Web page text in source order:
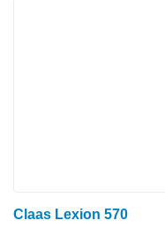
Claas Lexion 570